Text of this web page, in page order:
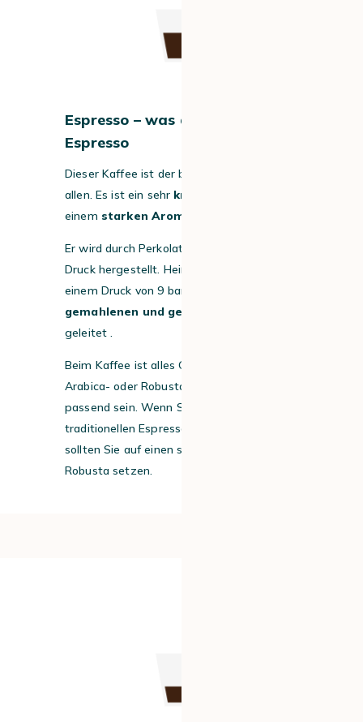
Espresso – was drin ist: 30 ml
Espresso
Dieser Kaffee ist der bekannteste von
allen. Es ist ein sehr kräftiger Kaffee
einem starken Aroma.
Er wird durch Perkolation unter hohem
Druck hergestellt. Heißes Wasser wird mit
einem Druck von 9 bar durch
gemahlenen und gerösteten Kaffee
geleitet .
Beim Kaffee ist alles Geschmackssache:
Arabica- oder Robusta-Bohnen können
passend sein. Wenn Sie einen
traditionellen Espresso probieren möchten,
sollten Sie auf einen stark gerösteten
Robusta setzen.